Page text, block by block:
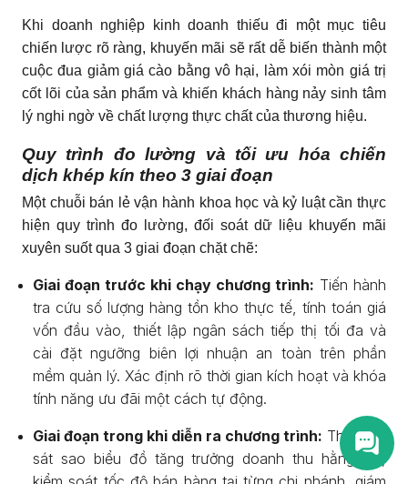
Khi doanh nghiệp kinh doanh thiếu đi một mục tiêu
chiến lược rõ ràng, khuyến mãi sẽ rất dễ biến thành một
cuộc đua giảm giá cào bằng vô hại, làm xói mòn giá trị
cốt lõi của sản phẩm và khiến khách hàng nảy sinh tâm
lý nghi ngờ về chất lượng thực chất của thương hiệu.
Quy trình đo lường và tối ưu hóa chiến
dịch khép kín theo 3 giai đoạn
Một chuỗi bán lẻ vận hành khoa học và kỷ luật cần thực
hiện quy trình đo lường, đối soát dữ liệu khuyến mãi
xuyên suốt qua 3 giai đoạn chặt chẽ:
Giai đoạn trước khi chạy chương trình: Tiến hành
tra cứu số lượng hàng tồn kho thực tế, tính toán giá
vốn đầu vào, thiết lập ngân sách tiếp thị tối đa và
cài đặt ngưỡng biên lợi nhuận an toàn trên phần
mềm quản lý. Xác định rõ thời gian kích hoạt và khóa
tính năng ưu đãi một cách tự động.
Giai đoạn trong khi diễn ra chương trình: Theo dõi
sát sao biểu đồ tăng trưởng doanh thu hằng giờ,